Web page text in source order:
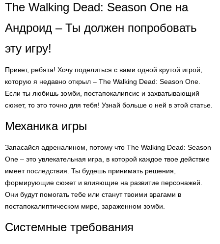
The Walking Dead: Season One на
Андроид – Ты должен попробовать
эту игру!
Привет, ребята! Хочу поделиться с вами одной крутой игрой,
которую я недавно открыл – The Walking Dead: Season One.
Если ты любишь зомби, постапокалипсис и захватывающий
сюжет, то это точно для тебя! Узнай больше о ней в этой статье.
Механика игры
Запасайся адреналином, потому что The Walking Dead: Season
One – это увлекательная игра, в которой каждое твое действие
имеет последствия. Ты будешь принимать решения,
формирующие сюжет и влияющие на развитие персонажей.
Они будут помогать тебе или станут твоими врагами в
постапокалиптическом мире, зараженном зомби.
Системные требования